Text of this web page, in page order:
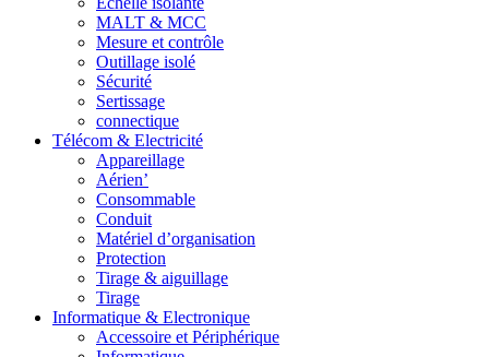
MALT & MCC
Mesure et contrôle
Outillage isolé
Sécurité
Sertissage
connectique
Télécom & Electricité
Appareillage
Aérien’
Consommable
Conduit
Matériel d’organisation
Protection
Tirage & aiguillage
Tirage
Informatique & Electronique
Accessoire et Périphérique